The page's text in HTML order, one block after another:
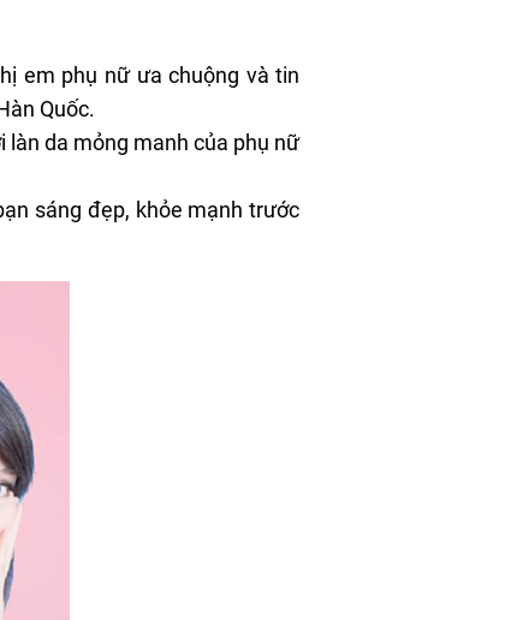
em phụ nữ ưa chuộng và tin
Quốc.
da mỏng manh của phụ nữ
sáng đẹp, khỏe mạnh trước